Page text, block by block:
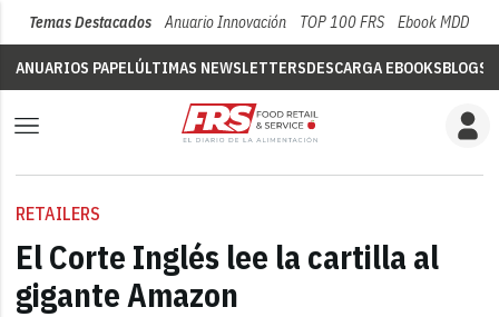
Temas Destacados Anuario Innovación TOP 100 FRS Ebook MDD
ANUARIOS PAPELÚLTIMAS NEWSLETTERSDESCARGA EBOOKSBLOGS
RETAILERS
El Corte Inglés lee la cartilla al
gigante Amazon